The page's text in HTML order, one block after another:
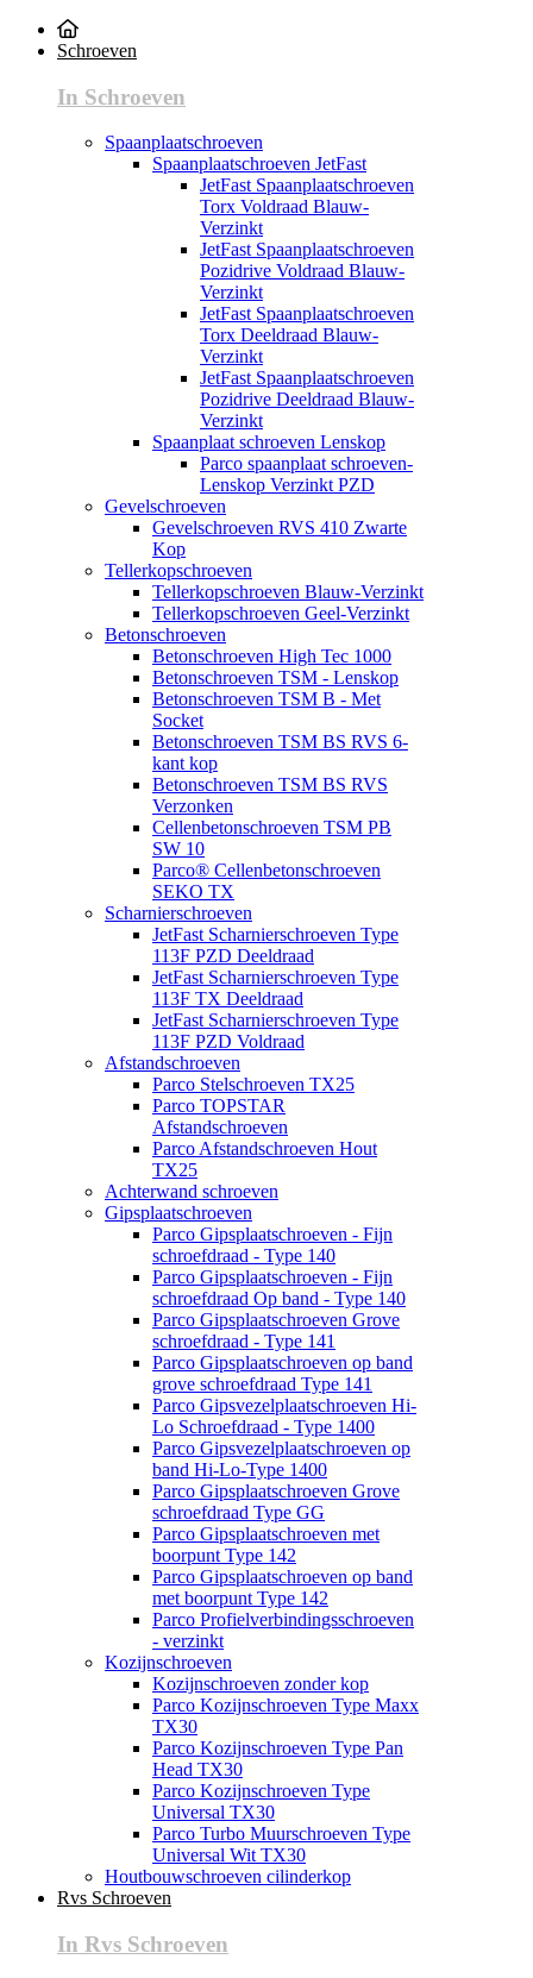
Schroeven
In Schroeven
Spaanplaatschroeven
Spaanplaatschroeven JetFast
JetFast Spaanplaatschroeven
Torx Voldraad Blauw-
Verzinkt
JetFast Spaanplaatschroeven
Pozidrive Voldraad Blauw-
Verzinkt
JetFast Spaanplaatschroeven
Torx Deeldraad Blauw-
Verzinkt
JetFast Spaanplaatschroeven
Pozidrive Deeldraad Blauw-
Verzinkt
Spaanplaat schroeven Lenskop
Parco spaanplaat schroeven-
Lenskop Verzinkt PZD
Gevelschroeven
Gevelschroeven RVS 410 Zwarte
Kop
Tellerkopschroeven
Tellerkopschroeven Blauw-Verzinkt
Tellerkopschroeven Geel-Verzinkt
Betonschroeven
Betonschroeven High Tec 1000
Betonschroeven TSM - Lenskop
Betonschroeven TSM B - Met
Socket
Betonschroeven TSM BS RVS 6-
kant kop
Betonschroeven TSM BS RVS
Verzonken
Cellenbetonschroeven TSM PB
SW 10
Parco® Cellenbetonschroeven
SEKO TX
Scharnierschroeven
JetFast Scharnierschroeven Type
113F PZD Deeldraad
JetFast Scharnierschroeven Type
113F TX Deeldraad
JetFast Scharnierschroeven Type
113F PZD Voldraad
Afstandschroeven
Parco Stelschroeven TX25
Parco TOPSTAR
Afstandschroeven
Parco Afstandschroeven Hout
TX25
Achterwand schroeven
Gipsplaatschroeven
Parco Gipsplaatschroeven - Fijn
schroefdraad - Type 140
Parco Gipsplaatschroeven - Fijn
schroefdraad Op band - Type 140
Parco Gipsplaatschroeven Grove
schroefdraad - Type 141
Parco Gipsplaatschroeven op band
grove schroefdraad Type 141
Parco Gipsvezelplaatschroeven Hi-
Lo Schroefdraad - Type 1400
Parco Gipsvezelplaatschroeven op
band Hi-Lo-Type 1400
Parco Gipsplaatschroeven Grove
schroefdraad Type GG
Parco Gipsplaatschroeven met
boorpunt Type 142
Parco Gipsplaatschroeven op band
met boorpunt Type 142
Parco Profielverbindingsschroeven
- verzinkt
Kozijnschroeven
Kozijnschroeven zonder kop
Parco Kozijnschroeven Type Maxx
TX30
Parco Kozijnschroeven Type Pan
Head TX30
Parco Kozijnschroeven Type
Universal TX30
Parco Turbo Muurschroeven Type
Universal Wit TX30
Houtbouwschroeven cilinderkop
Rvs Schroeven
In Rvs Schroeven